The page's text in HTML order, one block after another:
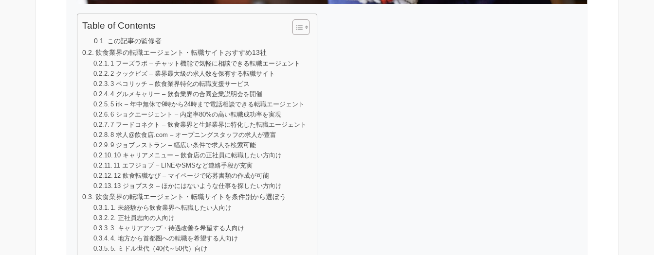
Table of Contents
この記事の監修者
飲食業界の転職エージェント・転職サイトおすすめ13社
1 フーズラボ – チャット機能で気軽に相談できる転職エージェント
2 クックビズ – 業界最大級の求人数を保有する転職サイト
3 ペコリッチ – 飲食業界特化の転職支援サービス
4 グルメキャリー – 飲食業界の合同企業説明会を開催
5 itk – 年中無休で9時から24時まで電話相談できる転職エージェント
6 ショクエージェント – 内定率80%の高い転職成功率を実現
7 フードコネクト – 飲食業界と生鮮業界に特化した転職エージェント
8 求人@飲食店.com – オープニングスタッフの求人が豊富
9 ジョブレストラン – 幅広い条件で求人を検索可能
10 キャリアメニュー – 飲食店の正社員に転職したい方向け
11 エフジョブ – LINEやSMSなど連絡手段が充実
12 飲食転職なび – マイページで応募書類の作成が可能
13 ジョブスタ – ほかにはないような仕事を探したい方向け
飲食業界の転職エージェント・転職サイトを条件別から選ぼう
1. 未経験から飲食業界へ転職したい人向け
2. 正社員志向の人向け
3. キャリアアップ・待遇改善を希望する人向け
4. 地方から首都圏への転職を希望する人向け
5. ミドル世代（40代～50代）向け